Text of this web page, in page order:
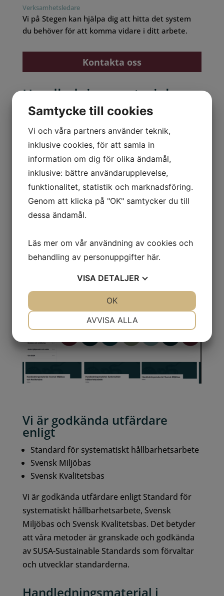
Verksamhetsledare
Vi på Stegen kan hjälpa dig att hitta det system
du behöver för att komma vidare i ditt arbete.
Kontakta oss
Handledningsmaterial –
utbildning, mallar och
personlig rådgivning
Vi har utvecklat vårt handledningsmaterial i en
lärplattform, som innebär att du steg för steg,
genom att följa instruktionerna kan införa och
utveckla ditt ledningssystem för att motsvara
kraven i standarderna.Vi finns där för
dig!Även om du kan utveckla ditt
ledningssystem och få utbildning på egen
rådvivning och ytterligare stöd, utbildning och
pepp!
Vi är godkända utfärdare
enligt
Standard för systematiskt hållbarhetsarbete
Svensk Miljöbas
Svensk Kvalitetsbas
Vi är godkända utfärdare enligt Standard för
systematiskt hållbarhetsarbete, Svensk
Miljöbas och Svensk Kvalitetsbas. Det betyder
att våra metoder är granskade och godkända
av SUSA-Sustainable Standards som förvaltar
och utvecklar standarderna.
Handledningsmaterial i
Samtycke till cookies
Vi och våra partners använder teknik,
inklusive cookies, för att samla in
information om dig för olika ändamål,
inklusive: bättre användarupplevelse,
funktionalitet, statistik och marknadsföring.
Genom att klicka på "OK" samtycker du till
dessa ändamål.
Läs mer om vår användning av cookies och
behandling av personuppgifter här.
VISA DETALJER
MARKNADSFÖRING
AVVISA ALLA
OK